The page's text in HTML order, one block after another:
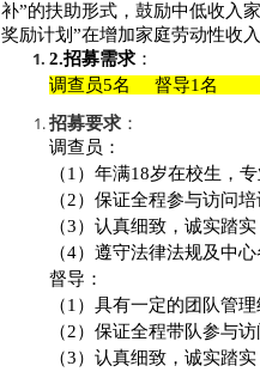
补”的扶助形式，鼓励中低收入
奖励计划”在增加家庭劳动性收
2.招募需求 ：
调查员5名
督导1名
招募要求 ：
调查员：
（1 ）年满18岁在校生，
（2）保证全程参与访问培
（3）认真细致，诚实踏
（4）遵守法律法规及中
督导：
（1 ）具有一定的团队管
（2）保证全程带队参与
（3）认真细致，诚实踏